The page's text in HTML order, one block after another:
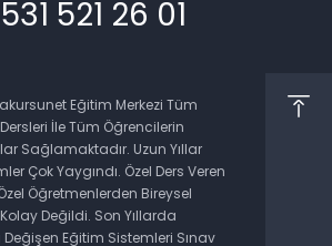
521 26 01
Eğitim Merkezi Tüm
İle Tüm Öğrencilerin
Sağlamaktadır. Uzun Yıllar
Çok Yaygındı. Özel Ders Veren
Öğretmenlerden Bireysel
Değildi. Son Yıllarda
Eğitim Sistemleri Sınav
Cevap Yaz